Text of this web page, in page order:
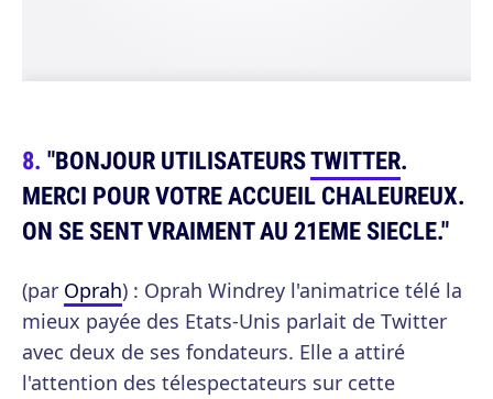
"BONJOUR UTILISATEURSTWITTER.
MERCI POUR VOTRE ACCUEIL CHALEUREUX.
ON SE SENT VRAIMENT AU 21EME SIECLE."
(par Oprah) : Oprah Windrey l'animatrice télé la
mieux payée des Etats-Unis parlait de Twitter
avec deux de ses fondateurs. Elle a attiré
l'attention des télespectateurs sur cette